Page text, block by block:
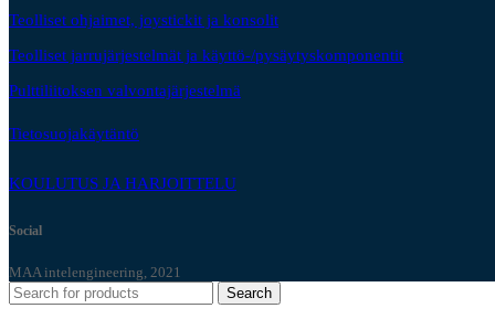
Teolliset ohjaimet, joystickit ja konsolit
Teolliset jarrujärjestelmät ja käyttö-/pysäytyskomponentit
Pulttiliitoksen valvontajärjestelmä
Tietosuojakäytäntö
KOULUTUS JA HARJOITTELU
Social
MAA intelengineering, 2021
Search